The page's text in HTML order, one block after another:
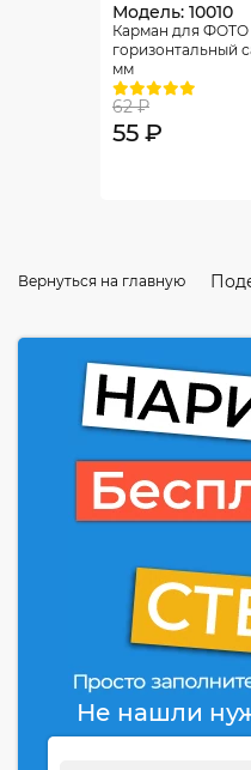
Модель: 10010
Карман для ФОТО
горизонтальный
мм
62 ₽
55 ₽
Вернуться на главную
Не нашли